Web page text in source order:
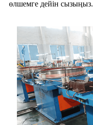
өлшемге дейін сызыңыз.